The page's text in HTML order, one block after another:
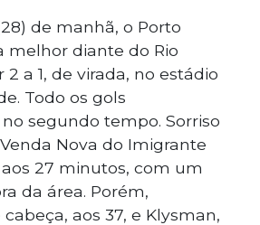
de manhã, o Porto
melhor diante do Rio
2 a 1, de virada, no estádio
Todo os gols
segundo tempo. Sorriso
Nova do Imigrante
27 minutos, com um
da área. Porém,
aos 37, e Klysman,